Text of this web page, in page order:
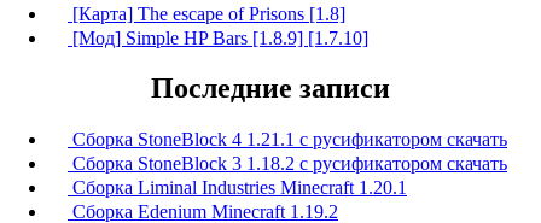
[Карта] The escape of Prisons [1.8]
[Мод] Simple HP Bars [1.8.9] [1.7.10]
Последние записи
Сборка StoneBlock 4 1.21.1 с русификатором скачать
Сборка StoneBlock 3 1.18.2 с русификатором скачать
Сборка Liminal Industries Minecraft 1.20.1
Сборка Edenium Minecraft 1.19.2